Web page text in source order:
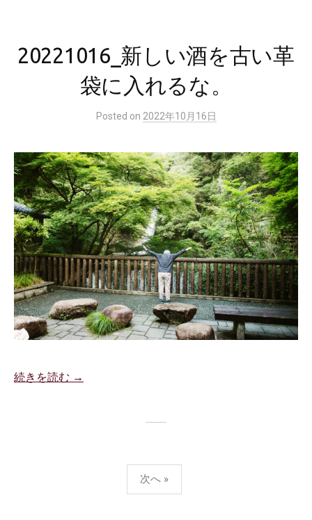
20221016_新しい酒を古い革
袋に入れるな。
Posted on 2022年10月16日
続きを読む →
次へ »